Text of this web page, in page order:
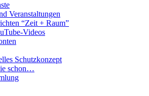
Veranstaltungen
“Zeit + Raum”
Videos
Schutzkonzept
schon…